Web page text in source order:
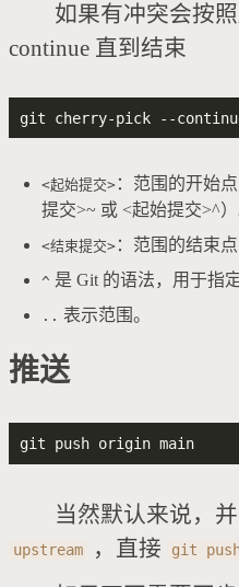
如果有冲突会按照
continue 直到结束
<起始提交> ：范围的开始
提交>~ 或 <起始提交>^）
<结束提交> ：范围的结束
^ 是 Git 的语法，用于指
.. ​ 表示范围。
推送
git push origin main
当然默认来说，并
upstream ​ ，直接 git